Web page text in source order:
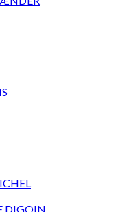
DIGOIN